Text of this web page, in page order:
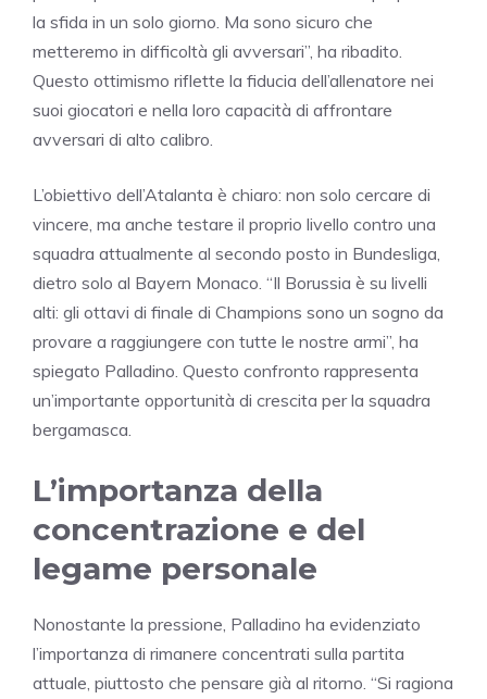
la sfida in un solo giorno. Ma sono sicuro che
metteremo in difficoltà gli avversari”, ha ribadito.
Questo ottimismo riflette la fiducia dell’allenatore nei
suoi giocatori e nella loro capacità di affrontare
avversari di alto calibro.
L’obiettivo dell’Atalanta è chiaro: non solo cercare di
vincere, ma anche testare il proprio livello contro una
squadra attualmente al secondo posto in Bundesliga,
dietro solo al Bayern Monaco. “Il Borussia è su livelli
alti: gli ottavi di finale di Champions sono un sogno da
provare a raggiungere con tutte le nostre armi”, ha
spiegato Palladino. Questo confronto rappresenta
un’importante opportunità di crescita per la squadra
bergamasca.
L’importanza della
concentrazione e del
legame personale
Nonostante la pressione, Palladino ha evidenziato
l’importanza di rimanere concentrati sulla partita
attuale, piuttosto che pensare già al ritorno. “Si ragiona